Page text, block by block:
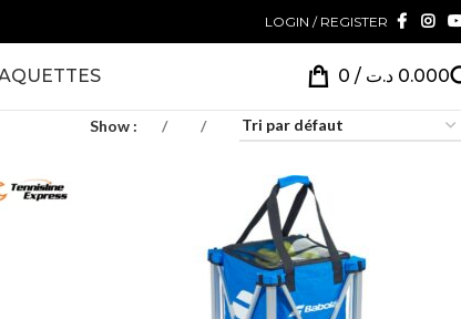
LOGIN / REGISTER
0 / 0.000 د.ت
Show